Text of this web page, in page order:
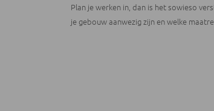
Plan je werken in, dan is het sowieso
je gebouw aanwezig zijn en welke